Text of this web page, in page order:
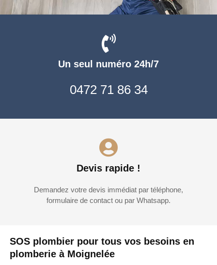
SOS plombier pour tous vos besoins en
plomberie à Moignelée
Un seul numéro 24h/7
0472 71 86 34
Devis rapide !
Demandez votre devis immédiat par téléphone,
formulaire de contact ou par Whatsapp.